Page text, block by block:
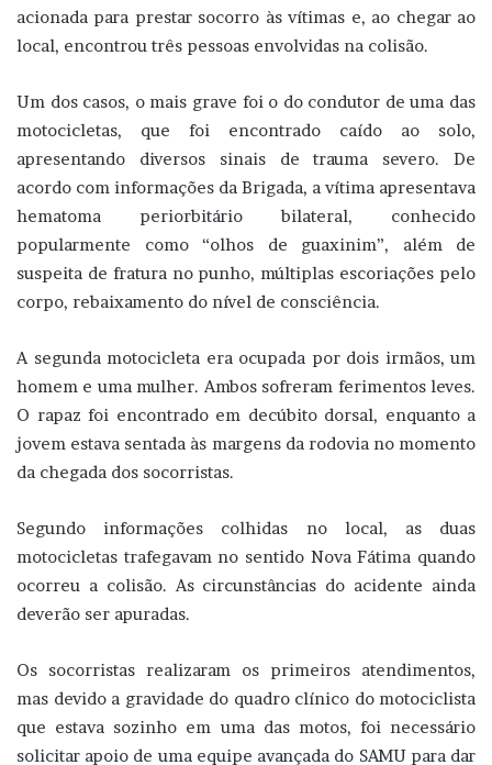
acionada para prestar socorro às vítimas e, ao chegar ao
local, encontrou três pessoas envolvidas na colisão.
Um dos casos, o mais grave foi o do condutor de uma das
motocicletas, que foi encontrado caído ao solo,
apresentando diversos sinais de trauma severo. De
acordo com informações da Brigada, a vítima apresentava
hematoma periorbitário bilateral, conhecido
popularmente como “olhos de guaxinim”, além de
suspeita de fratura no punho, múltiplas escoriações pelo
corpo, rebaixamento do nível de consciência.
A segunda motocicleta era ocupada por dois irmãos, um
homem e uma mulher. Ambos sofreram ferimentos leves.
O rapaz foi encontrado em decúbito dorsal, enquanto a
jovem estava sentada às margens da rodovia no momento
da chegada dos socorristas.
Segundo informações colhidas no local, as duas
motocicletas trafegavam no sentido Nova Fátima quando
ocorreu a colisão. As circunstâncias do acidente ainda
deverão ser apuradas.
Os socorristas realizaram os primeiros atendimentos,
mas devido a gravidade do quadro clínico do motociclista
que estava sozinho em uma das motos, foi necessário
solicitar apoio de uma equipe avançada do SAMU para dar